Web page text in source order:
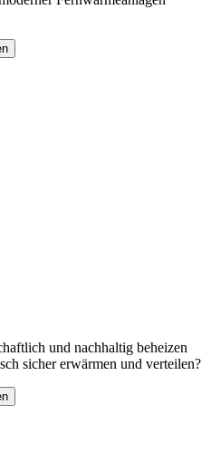
und nachhaltig beheizen
sicher erwärmen und verteilen?